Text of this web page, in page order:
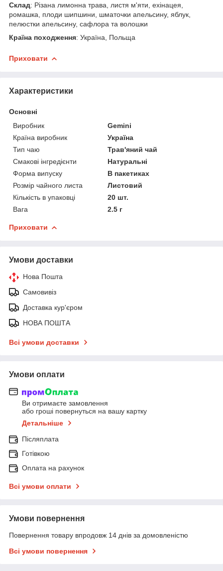
Склад: Різана лимонна трава, листя м'яти, ехінацея,
ромашка, плоди шипшини, шматочки апельсину, яблук,
пелюстки апельсину, сафлора та волошки
Країна походження: Україна, Польща
Приховати
Характеристики
Основні
Виробник
Gemini
Країна виробник
Україна
Тип чаю
Трав'яний чай
Смакові інгредієнти
Натуральні
Форма випуску
В пакетиках
Розмір чайного листа
Листовий
Кількість в упаковці
20 шт.
Вага
2.5 г
Приховати
Умови доставки
Нова Пошта
Самовивіз
Доставка кур'єром
НОВА ПОШТА
Всі умови доставки
Умови оплати
Ви отримаєте замовлення
або гроші повернуться на вашу картку
Детальніше
Післяплата
Готівкою
Оплата на рахунок
Всі умови оплати
Умови повернення
Повернення товару впродовж 14 днів за домовленістю
Всі умови повернення